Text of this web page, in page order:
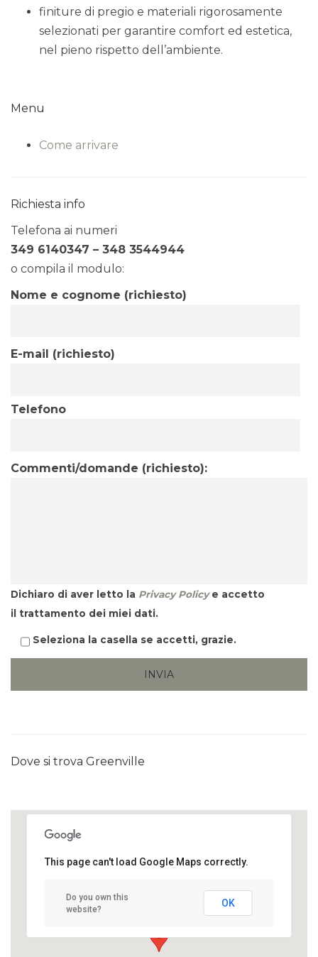
finiture di pregio e materiali rigorosamente
selezionati per garantire comfort ed estetica,
nel pieno rispetto dell’ambiente.
Menu
Come arrivare
Richiesta info
Telefona ai numeri
349 6140347 – 348 3544944
o compila il modulo:
Nome e cognome (richiesto)
E-mail (richiesto)
Telefono
Commenti/domande (richiesto):
Dichiaro di aver letto la Privacy Policye accetto
il trattamento dei miei dati.
Seleziona la casella se accetti, grazie.
Dove si trova Greenville
This page can't load Google Maps correctly.
Do you own this
website?
OK